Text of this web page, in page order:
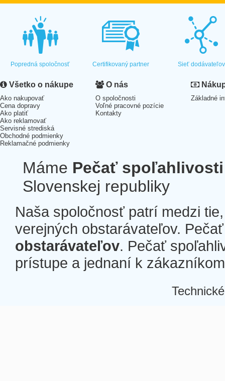
Popredná spoločnosť Certifikovaný partner Sieť dodávateľov
Všetko o nákupe
Ako nakupovať
Cena dopravy
Ako platiť
Ako reklamovať
Servisné strediská
Obchodné podmienky
Reklamačné podmienky
O nás
O spoločnosti
Voľné pracovné pozície
Kontakty
Základné
Máme Pečať spoľahlivosti
Slovenskej republiky
Naša spoločnosť patrí medzi
verejných obstarávateľov.
obstarávateľov. Pečať
prístupe a jednaní k